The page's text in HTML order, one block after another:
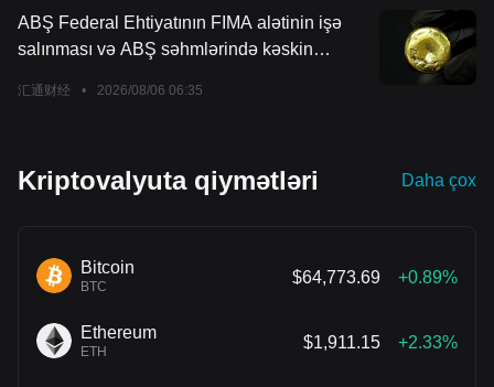
ABŞ Federal Ehtiyatının FIMA alətinin işə
salınması və ABŞ səhmlərində kəskin
mövqeləri əhəmiyyətli artırır, amma bu il yeni
汇通财经 • 2026/08/06 06:35
Kriptovalyuta qiymətləri Daha çox
Bitcoin
BTC
$64,773.69 +0.89%
Ethereum
ETH
$1,911.15 +2.33%